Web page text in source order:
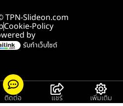
TPN-Slideon.com
Cookie-Policy
by
รับทำเว็บไซต์
ติดต่อ แชร์ เพิ่มเติม